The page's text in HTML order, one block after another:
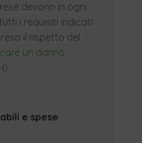
devono in ogni
i requisiti indicati
il rispetto del
un danno
.
e spese